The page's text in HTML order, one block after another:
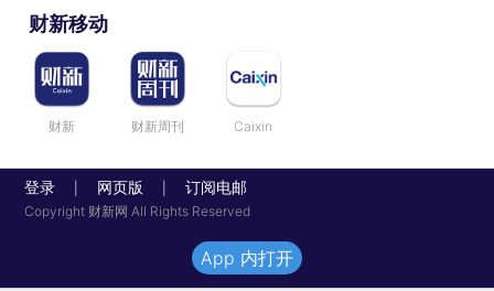
财新移动
财新 财新周刊 Caixin
登录 网页版 订阅电邮
Copyright 财新网 All Rights Reserved
App 内打开